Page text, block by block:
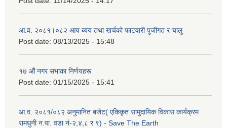
आ.व. २०८१।०८२ आय ब्यय तथा खर्चको फाटवारी पुजीगत र चालु
Post date: 08/13/2025 - 15:48
१७ औं नगर सभाका निर्णयहरू
Post date: 01/15/2025 - 15:41
आ.व. २०८१/०८२ अनुमानित बजेट( एकिकृत सामुदायिक विकास कार्यक्रम
रामधुनी न.पा. वडा नं-२,४,८ र ९) - Save The Earth